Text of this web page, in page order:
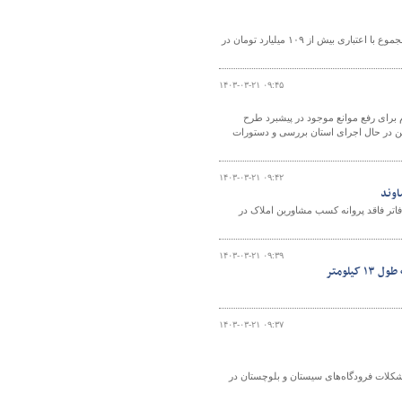
مدیرکل راهداری و حمل و نقل جاده‌ای استان مرکزی گفت: دو پروژه روکش آسفالت در مجموع با اعتباری بیش از ۱۰۹ میلیارد تومان در
۱۴۰۳-۰۳-۲۱ ۰۹:۴۵
رفع موانع موجود در پیشبرد طرح
حال اجرای استان بررسی و دستورات
۱۴۰۳-۰۳-۲۱ ۰۹:۴۲
فاقد پروانه کسب مشاورین املاک در
۱۴۰۳-۰۳-۲۱ ۰۹:۳۹
۱۴۰۳-۰۳-۲۱ ۰۹:۳۷
فرودگاه‌های سیستان و بلوچستان در